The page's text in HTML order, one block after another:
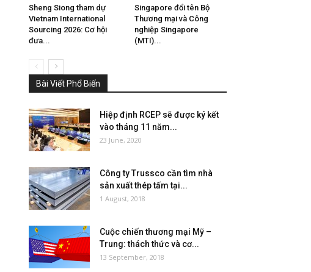
Sheng Siong tham dự
Vietnam International
Sourcing 2026: Cơ hội
đưa...
Singapore đổi tên Bộ
Thương mại và Công
nghiệp Singapore
(MTI)...
Bài Viết Phổ Biến
Hiệp định RCEP sẽ được ký kết
vào tháng 11 năm...
23 June, 2020
Công ty Trussco cần tìm nhà
sản xuất thép tấm tại...
1 August, 2018
Cuộc chiến thương mại Mỹ –
Trung: thách thức và cơ...
13 September, 2018